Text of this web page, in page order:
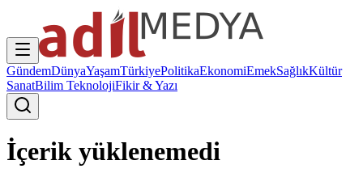
GündemDünyaYaşamTürkiyePolitikaEkonomiEmekSağlıkKültür
SanatBilim TeknolojiFikir & Yazı
İçerik yüklenemedi